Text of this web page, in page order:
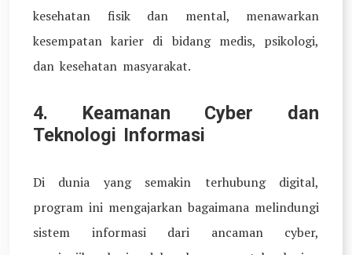
kesehatan fisik dan mental, menawarkan
kesempatan karier di bidang medis, psikologi,
dan kesehatan masyarakat.
4. Keamanan Cyber dan
Teknologi Informasi
Di dunia yang semakin terhubung digital,
program ini mengajarkan bagaimana melindungi
sistem informasi dari ancaman cyber,